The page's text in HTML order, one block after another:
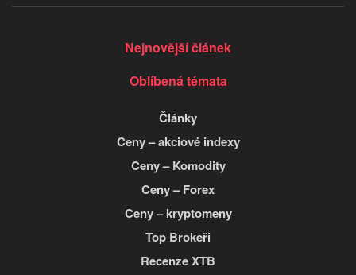
Nejnovější článek
Oblíbená témata
Články
Ceny – akciové indexy
Ceny – Komodity
Ceny – Forex
Ceny – kryptomeny
Top Brokeři
Recenze XTB